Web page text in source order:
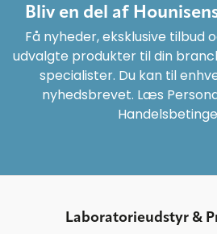
Bliv en del af
Få nyheder, eksklusive tilbud
udvalgte produkter til din
specialister. Du kan til
nyhedsbrevet. Læs
Laboratorieudstyr &